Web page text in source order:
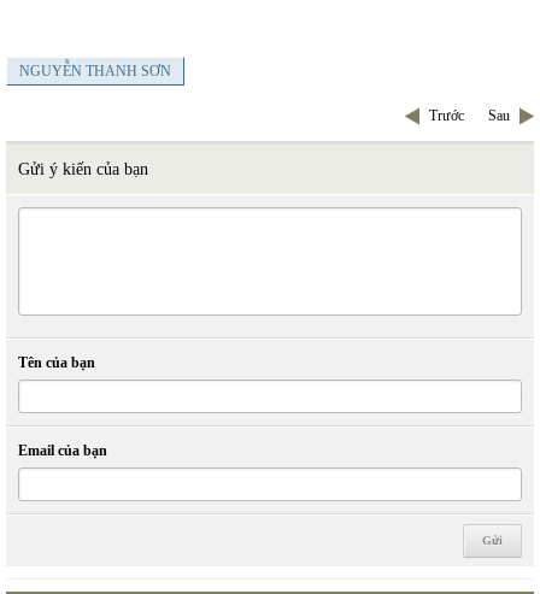
NGUYỄN THANH SƠN
Trước Sau
Gửi ý kiến của bạn
Tên của bạn
Email của bạn